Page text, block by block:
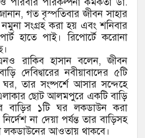
গত বৃস্পতিবার জীবন সাহার
সংগ্রহ করা হয় এবং শনিবার
হাতে পাই। রিপোর্টে করোনা
রাকিব হাসান বলেন, জীবন
দেবিদ্বারের নবীয়াবাদের ৫টি
ঘর, তার সংষ্পর্শে আসার সন্দেহে
ছোট আলমপুরে একটি বাড়ি
বাড়ির ১টি ঘর লকডাউন করা
না দেয়া পর্যন্ত তার বাড়িসহ
আওতায় থাকবে।